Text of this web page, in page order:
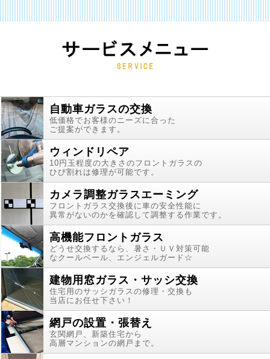
自動車ガラスの交換
低価格でお客様のニーズに合った
ご提案ができます。
ウィンドリペア
10円玉程度の大きさのフロントガラスの
ひび割れは修理が可能です。
カメラ調整ガラスエーミング
フロントガラス交換後に車の安全性能に
異常がないのかを確認して調整する作業です。
高機能フロントガラス
どうせ交換するなら、暑さ・ＵＶ対策可能
なクールベール、エンジェルガード☆
建物用窓ガラス・サッシ交換
住宅用のサッシガラスの修理・交換も
当店にお任せ下さい！
網戸の設置・張替え
玄関網戸、新築住宅から
高層マンションの網戸まで。